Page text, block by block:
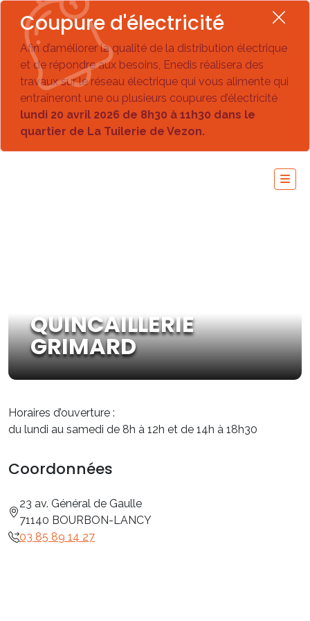
Coupure d'électricité
Afin d’améliorer la qualité de la distribution électrique
et de répondre aux besoins, Enedis réalisera des
travaux sur le réseau électrique qui vous alimente qui
entraîneront une ou plusieurs coupures d’électricité
lundi 20 avril 2026 de 8h30 à 11h30 dans le
quartier de La Tuilerie de Vezon.
QUINCAILLERIE
GRIMARD
Horaires d’ouverture :
du lundi au samedi de 8h à 12h et de 14h à 18h30
Coordonnées
23 av. Général de Gaulle
71140 BOURBON-LANCY
03 85 89 14 27